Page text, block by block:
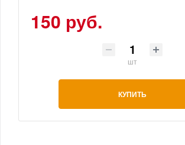
150 руб.
шт
КУПИТЬ